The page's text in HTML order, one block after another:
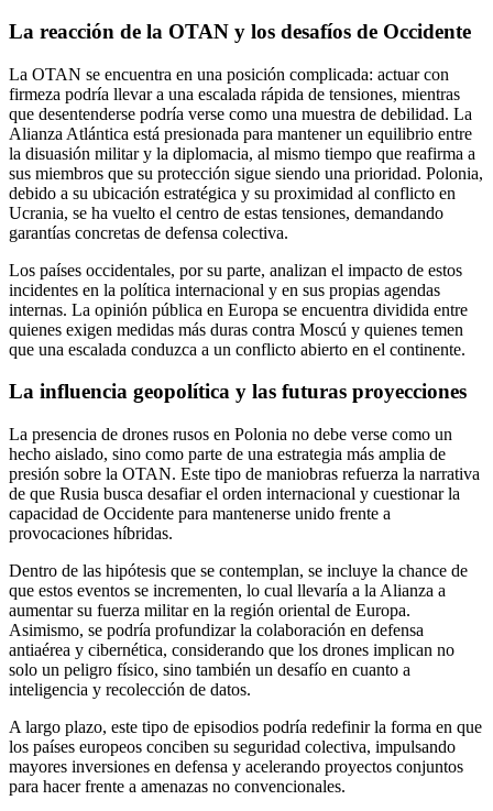
La reacción de la OTAN y los desafíos de Occidente
La OTAN se encuentra en una posición complicada: actuar con
firmeza podría llevar a una escalada rápida de tensiones, mientras
que desentenderse podría verse como una muestra de debilidad. La
Alianza Atlántica está presionada para mantener un equilibrio entre
la disuasión militar y la diplomacia, al mismo tiempo que reafirma a
sus miembros que su protección sigue siendo una prioridad. Polonia,
debido a su ubicación estratégica y su proximidad al conflicto en
Ucrania, se ha vuelto el centro de estas tensiones, demandando
garantías concretas de defensa colectiva.
Los países occidentales, por su parte, analizan el impacto de estos
incidentes en la política internacional y en sus propias agendas
internas. La opinión pública en Europa se encuentra dividida entre
quienes exigen medidas más duras contra Moscú y quienes temen
que una escalada conduzca a un conflicto abierto en el continente.
La influencia geopolítica y las futuras proyecciones
La presencia de drones rusos en Polonia no debe verse como un
hecho aislado, sino como parte de una estrategia más amplia de
presión sobre la OTAN. Este tipo de maniobras refuerza la narrativa
de que Rusia busca desafiar el orden internacional y cuestionar la
capacidad de Occidente para mantenerse unido frente a
provocaciones híbridas.
Dentro de las hipótesis que se contemplan, se incluye la chance de
que estos eventos se incrementen, lo cual llevaría a la Alianza a
aumentar su fuerza militar en la región oriental de Europa.
Asimismo, se podría profundizar la colaboración en defensa
antiaérea y cibernética, considerando que los drones implican no
solo un peligro físico, sino también un desafío en cuanto a
inteligencia y recolección de datos.
A largo plazo, este tipo de episodios podría redefinir la forma en que
los países europeos conciben su seguridad colectiva, impulsando
mayores inversiones en defensa y acelerando proyectos conjuntos
para hacer frente a amenazas no convencionales.